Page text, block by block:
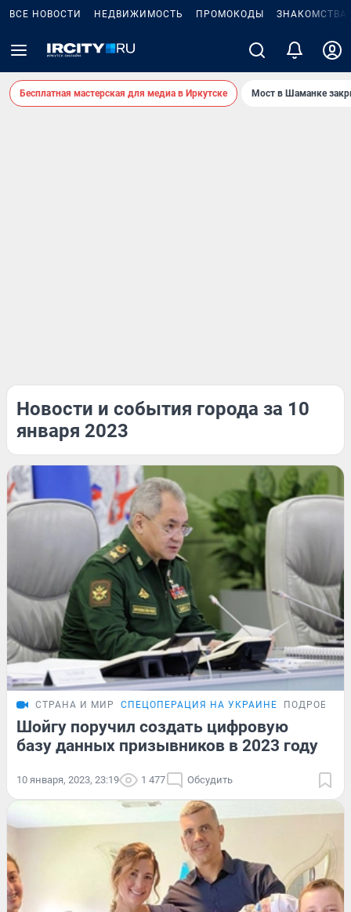
ВСЕ НОВОСТИ НЕДВИЖИМОСТЬ ПРОМОКОДЫ ЗНАКОМСТВА
Бесплатная мастерская для медиа в Иркутске Мост в Шаманке
Новости и события города за 10
января 2023
СТРАНА И МИР СПЕЦОПЕРАЦИЯ НА УКРАИНЕ
Шойгу поручил создать цифровую
базу данных призывников в 2023 году
10 января, 2023, 23:19 1 477 Обсудить